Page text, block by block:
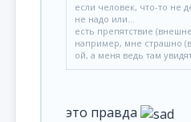
если человек, что-то не
не надо или...
есть препятствие
например, мне страшно
ой, а меня ведь там
это правда